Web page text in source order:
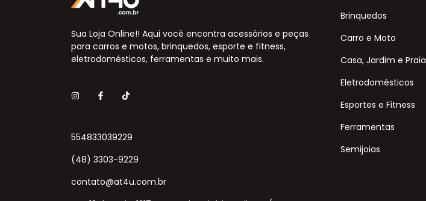
Sua Loja Online!! Aqui você encontra acessórios e peças
para carros e motos, brinquedos, esporte e fitness,
eletrodomésticos, ferramentas e muito mais.
554833039229
(48) 3303-9229
contato@at4u.com.br
Brinquedos
Carro e Moto
Casa, Jardim e Praia
Eletrodomésticos
Esportes e Fitness
Ferramentas
Semijoias